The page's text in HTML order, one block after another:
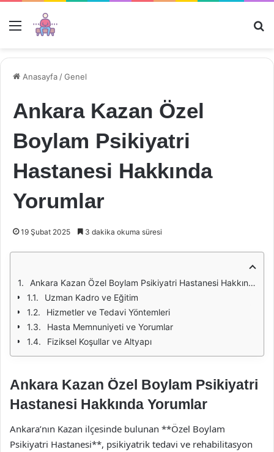
Menü
Anasayfa /Genel
Ankara Kazan Özel
Boylam Psikiyatri
Hastanesi Hakkında
Yorumlar
19 Şubat 2025 3 dakika okuma süresi
Ankara Kazan Özel Boylam Psikiyatri Hastanesi Hakkında Yorumlar
Uzman Kadro ve Eğitim
Hizmetler ve Tedavi Yöntemleri
Hasta Memnuniyeti ve Yorumlar
Fiziksel Koşullar ve Altyapı
Ankara Kazan Özel Boylam Psikiyatri
Hastanesi Hakkında Yorumlar
Ankara’nın Kazan ilçesinde bulunan **Özel Boylam
Psikiyatri Hastanesi**, psikiyatrik tedavi ve rehabilitasyon